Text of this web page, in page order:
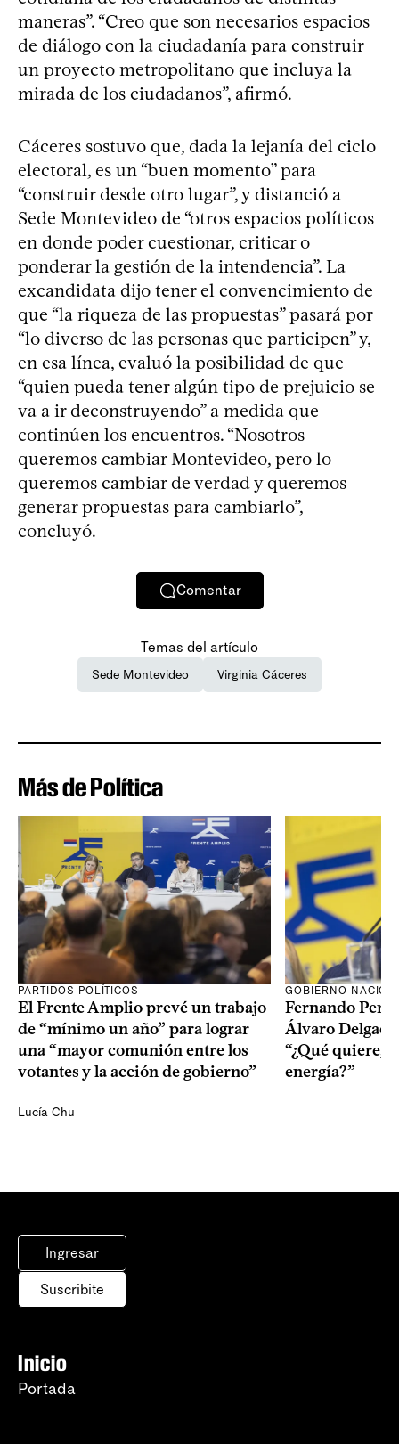
maneras”. “Creo que son necesarios espacios
de diálogo con la ciudadanía para construir
un proyecto metropolitano que incluya la
mirada de los ciudadanos”, afirmó.
Cáceres sostuvo que, dada la lejanía del ciclo
electoral, es un “buen momento” para
“construir desde otro lugar”, y distanció a
Sede Montevideo de “otros espacios políticos
en donde poder cuestionar, criticar o
ponderar la gestión de la intendencia”. La
excandidata dijo tener el convencimiento de
que “la riqueza de las propuestas” pasará por
“lo diverso de las personas que participen” y,
en esa línea, evaluó la posibilidad de que
“quien pueda tener algún tipo de prejuicio se
va a ir deconstruyendo” a medida que
continúen los encuentros. “Nosotros
queremos cambiar Montevideo, pero lo
queremos cambiar de verdad y queremos
generar propuestas para cambiarlo”,
concluyó.
Comentar
Temas del artículo
Sede Montevideo Virginia Cáceres
Más de Política
PARTIDOS POLÍTICOS
El Frente Amplio prevé un trabajo
de “mínimo un año” para lograr
una “mayor comunión entre los
votantes y la acción de gobierno”
Lucía Chu
GOBIERNO
Fernando
Álvaro
“¿Qué quiere,
energía?”
Ingresar
Suscribite
Inicio
Portada